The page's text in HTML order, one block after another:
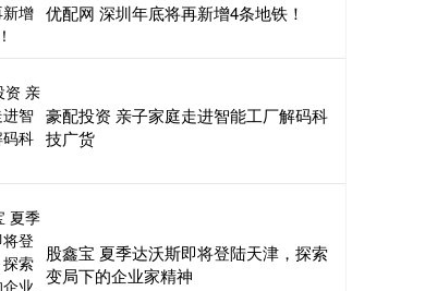
优配网 深圳年底将再新增4条地铁！
豪配投资 亲子家庭走进智能工厂解码科
技广货
股鑫宝 夏季达沃斯即将登陆天津，探索
变局下的企业家精神